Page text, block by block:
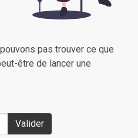
pas trouver ce que
être de lancer une
Valider